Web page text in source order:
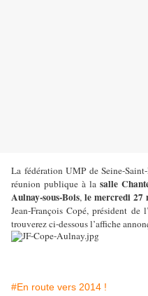
La fédération UMP de Seine-
réunion publique à la salle
Aulnay-sous-Bois, le mercredi 27
Jean-François Copé, président
trouverez ci-dessous l’affiche
#En route vers 2014 !